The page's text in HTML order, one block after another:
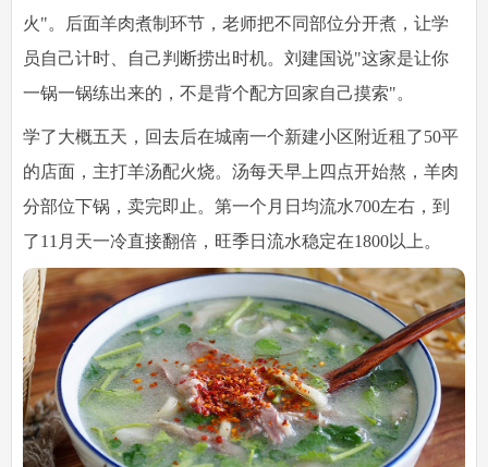
火"。后面羊肉煮制环节，老师把不同部位分开煮，让学
员自己计时、自己判断捞出时机。刘建国说"这家是让你
一锅一锅练出来的，不是背个配方回家自己摸索"。
学了大概五天，回去后在城南一个新建小区附近租了50平
的店面，主打羊汤配火烧。汤每天早上四点开始熬，羊肉
分部位下锅，卖完即止。第一个月日均流水700左右，到
了11月天一冷直接翻倍，旺季日流水稳定在1800以上。